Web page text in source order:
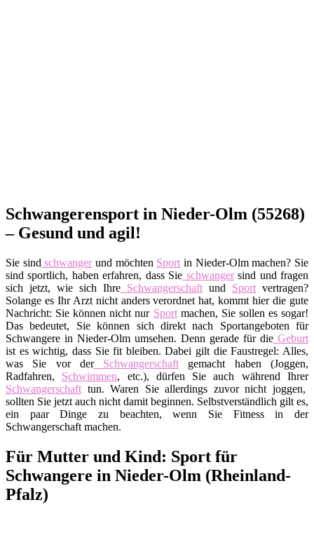
Schwangerensport in Nieder-Olm (55268)
– Gesund und agil!
Sie sind schwangerund möchten Sport in Nieder-Olm machen? Sie
sind sportlich, haben erfahren, dass Sie schwangersind und fragen
sich jetzt, wie sich Ihre Schwangerschaft und Sport vertragen?
Solange es Ihr Arzt nicht anders verordnet hat, kommt hier die gute
Nachricht: Sie können nicht nur Sportmachen, Sie sollen es sogar!
Das bedeutet, Sie können sich direkt nach Sportangeboten für
Schwangere in Nieder-Olm umsehen. Denn gerade für die Geburt
ist es wichtig, dass Sie fit bleiben. Dabei gilt die Faustregel: Alles,
was Sie vor derSchwangerschaft gemacht haben (Joggen,
Radfahren, Schwimmen, etc.), dürfen Sie auch während Ihrer
Schwangerschaft tun. Waren Sie allerdings zuvor nicht joggen,
sollten Sie jetzt auch nicht damit beginnen. Selbstverständlich gilt es,
ein paar Dinge zu beachten, wenn Sie Fitness in der
Schwangerschaft machen.
Für Mutter und Kind: Sport für
Schwangere in Nieder-Olm (Rheinland-
Pfalz)